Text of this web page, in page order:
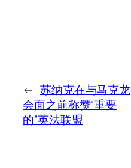
← 苏纳克在与马克龙
会面之前称赞“重要
的”英法联盟